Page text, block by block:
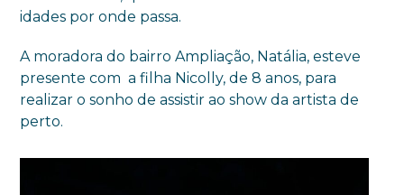
idades por onde passa.
A moradora do bairro Ampliação, Natália, esteve
presente com a filha Nicolly, de 8 anos, para
realizar o sonho de assistir ao show da artista de
perto.